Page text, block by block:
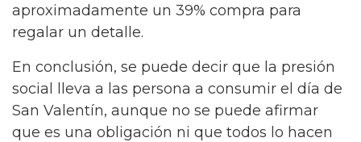
aproximadamente un 39% compra para
regalar un detalle.
En conclusión, se puede decir que la presión
social lleva a las persona a consumir el día de
San Valentín, aunque no se puede afirmar
que es una obligación ni que todos lo hacen